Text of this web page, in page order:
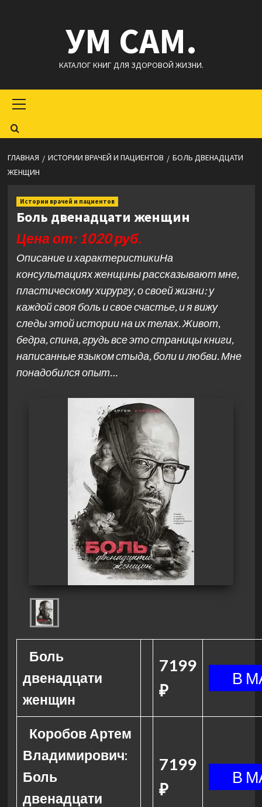
УМ САМ.
КАТАЛОГ КНИГ ДЛЯ ЗДОРОВОЙ ЖИЗНИ.
меню
ГЛАВНАЯ ИСТОРИИ ВРАЧЕЙ И ПАЦИЕНТОВ
БОЛЬ ДВЕНАДЦАТИ
ЖЕНЩИН
Истории врачей и пациентов
Боль двенадцати женщин
Цена от: 1020 руб.
Описание и характеристикиНа
консультациях женщины рассказывают мне,
пластическому хирургу, о своей жизни: у
каждой своя боль и свое счастье, и я вижу
следы этой истории на их телах. Живот,
бедра, спина, грудь все это страницы книги,
написанные языком стыда, боли и любви. Мне
понадобился опыт…
Боль
двенадцати
женщин
7199
₽
Коробов Артем
Владимирович:
Боль
двенадцати
7199
₽